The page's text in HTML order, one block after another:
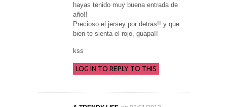
hayas tenido muy buena entrada de
año!!
Precioso el jersey por detras!! y que
bien te sienta el rojo, guapa!!
kss
LOG IN TO REPLY TO THIS